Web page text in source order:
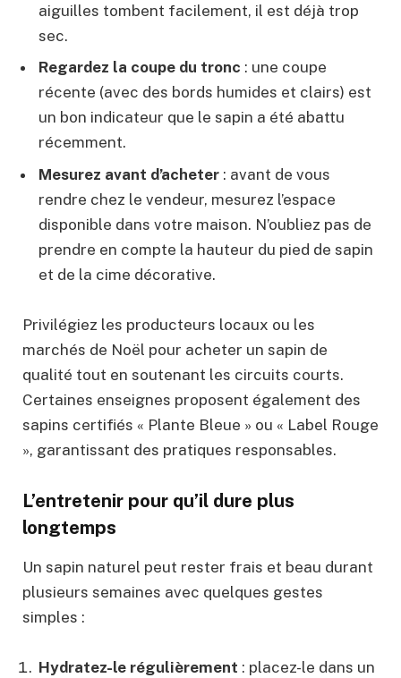
aiguilles tombent facilement, il est déjà trop
sec.
Regardez la coupe du tronc : une coupe
récente (avec des bords humides et clairs) est
un bon indicateur que le sapin a été abattu
récemment.
Mesurez avant d’acheter : avant de vous
rendre chez le vendeur, mesurez l’espace
disponible dans votre maison. N’oubliez pas de
prendre en compte la hauteur du pied de sapin
et de la cime décorative.
Privilégiez les producteurs locaux ou les
marchés de Noël pour acheter un sapin de
qualité tout en soutenant les circuits courts.
Certaines enseignes proposent également des
sapins certifiés « Plante Bleue » ou « Label Rouge
», garantissant des pratiques responsables.
L’entretenir pour qu’il dure plus
longtemps
Un sapin naturel peut rester frais et beau durant
plusieurs semaines avec quelques gestes
simples :
Hydratez-le régulièrement : placez-le dans un